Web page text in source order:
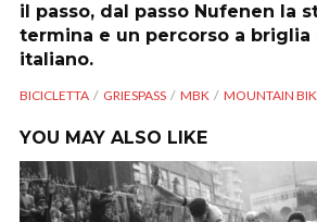
il passo, dal passo Nufenen la
termina e un percorso a
italiano.
BICICLETTA GRIESPASS MBK MOUNTAIN
YOU MAY ALSO LIKE